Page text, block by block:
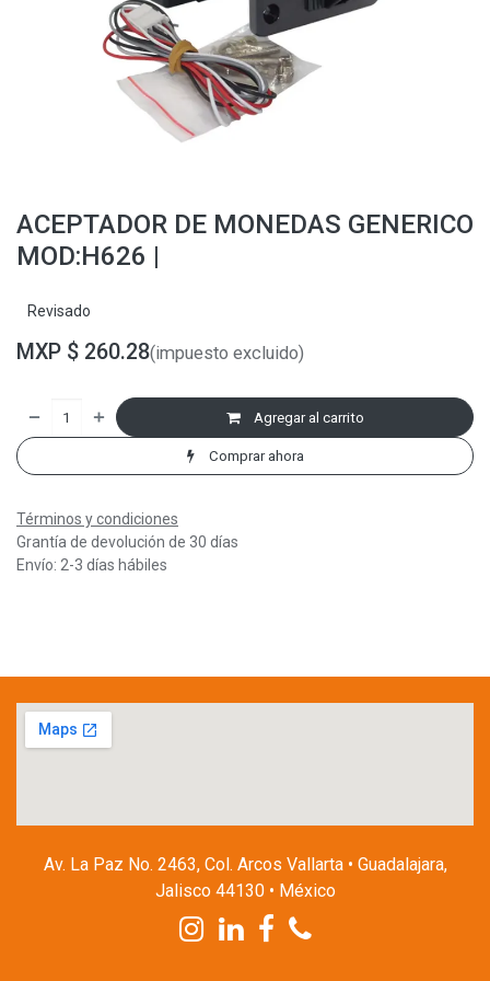
ACEPTADOR DE MONEDAS GENERICO
MOD:H626 |
Revisado
MXP $ 260.28(impuesto excluido)
Agregar al carrito
Comprar ahora
Términos y condiciones
Grantía de devolución de 30 días
Envío: 2-3 días hábiles
Av. La Paz No. 2463, Col. Arcos Vallarta • Guadalajara,
Jalisco 44130 • México